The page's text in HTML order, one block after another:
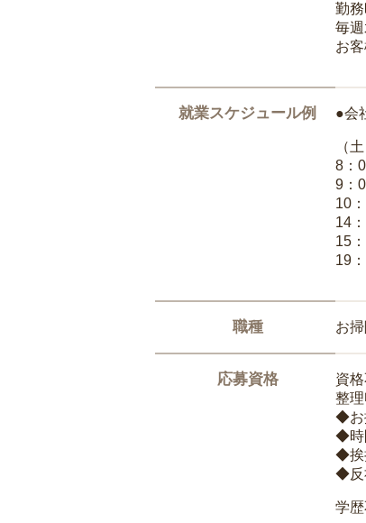
勤務
毎
お
就業スケジュール例 ●会
（
8：
9：
10
14
15
19
職種 お
応募資格
資
整
◆お
◆時
◆挨
◆反
学